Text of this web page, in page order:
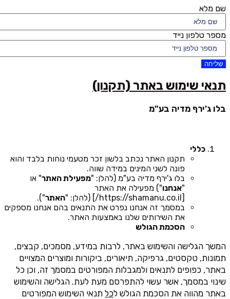
שם מלא
מספר טלפון נייד
שליחה
תנאי שימוש באתר (תקנון)
בלו ג'ירף מדיה בע"מ
כללי
תקנון האתר נכתב בלשון זכר מטעמי נוחות בלבד והוא
פונה לשני המינים במידה שווה.
בלו ג'ירף מדיה בע"מ (להלן: "מפעילת האתר" או
"אנחנו") מפעילה את האתר
האתר").
במסמך זה אנחנו נפרט את התנאים בהם אנחנו מספקים
את השירותים שלנו באמצעות האתר.
הסכמת הגולש
המשך הגלישה והשימוש באתר, לרבות במידע, מסמכים, קבצים,
תמונות, טקסטים, גרפיקה, תיאורים, ביקורות ומוצרים המצויים
באתר, כפופים לתנאים ולמגבלות המפורטים במסמך זה, וכן כל
שינוי במסמך, אשר עשוי להתפרסם מעת לעת. הגלישה והשימוש
באתר מהווה את הסכמת הגולש לכל תנאי השימוש המפורטים